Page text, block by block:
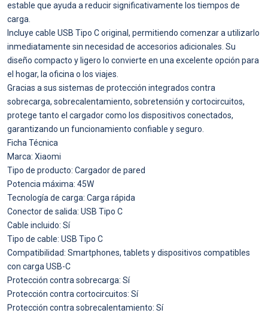
estable que ayuda a reducir significativamente los tiempos de
carga.
Incluye cable USB Tipo C original, permitiendo comenzar a utilizarlo
inmediatamente sin necesidad de accesorios adicionales. Su
diseño compacto y ligero lo convierte en una excelente opción para
el hogar, la oficina o los viajes.
Gracias a sus sistemas de protección integrados contra
sobrecarga, sobrecalentamiento, sobretensión y cortocircuitos,
protege tanto el cargador como los dispositivos conectados,
garantizando un funcionamiento confiable y seguro.
Ficha Técnica
Marca: Xiaomi
Tipo de producto: Cargador de pared
Potencia máxima: 45W
Tecnología de carga: Carga rápida
Conector de salida: USB Tipo C
Cable incluido: Sí
Tipo de cable: USB Tipo C
Compatibilidad: Smartphones, tablets y dispositivos compatibles
con carga USB-C
Protección contra sobrecarga: Sí
Protección contra cortocircuitos: Sí
Protección contra sobrecalentamiento: Sí